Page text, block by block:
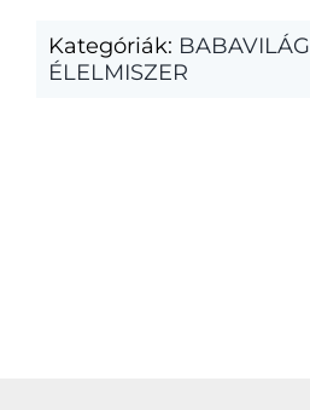
Kategóriák: BABAVILÁG
ÉLELMISZER